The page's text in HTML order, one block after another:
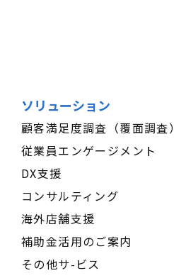
ソリューション
顧客満足度調査（覆面調査）
従業員エンゲージメント
DX支援
コンサルティング
海外店舗支援
補助金活用のご案内
その他サ-ビス